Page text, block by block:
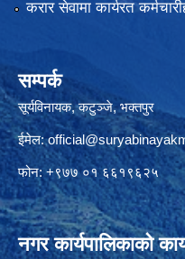
करार सेवामा कार्यरत
सम्पर्क
सूर्यविनायक, कटुञ्जे, भक्तपुर
ईमेल:
फोन: +९७७ ०१ ६६१९६२५
नगर कार्यपालिकाको